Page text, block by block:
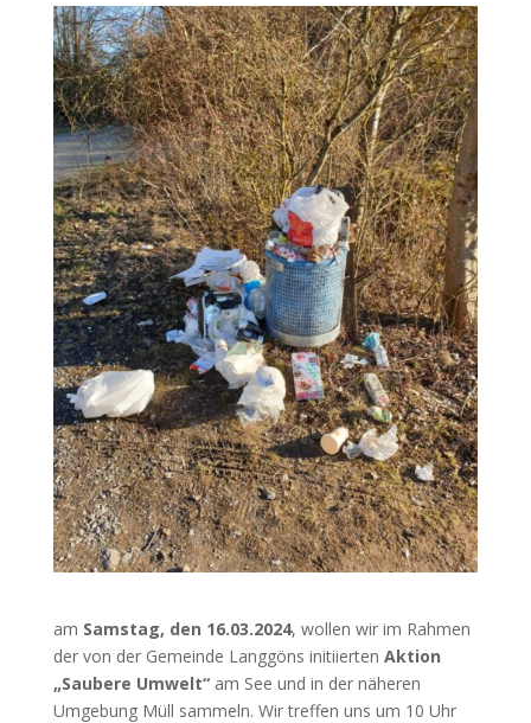
am Samstag, den 16.03.2024, wollen wir im Rahmen
der von der Gemeinde Langgöns initiierten Aktion
„Saubere Umwelt“am See und in der näheren
Umgebung Müll sammeln. Wir treffen uns um 10 Uhr